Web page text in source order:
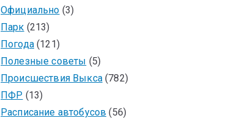
Официально (3)
Парк (213)
Погода(121)
Полезные советы (5)
Происшествия Выкса(782)
ПФР (13)
Расписание автобусов (56)